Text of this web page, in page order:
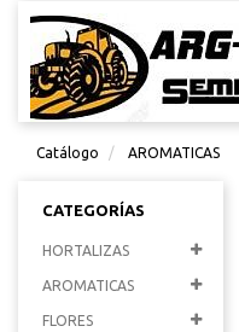
Catálogo AROMATICAS
CATEGORÍAS
HORTALIZAS
AROMATICAS
FLORES